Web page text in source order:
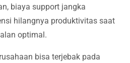
biaya support jangka
hilangnya produktivitas saat
optimal.
bisa terjebak pada